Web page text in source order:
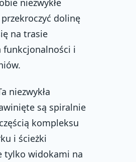
dolinę
na trasie
funkcjonalności i
niezwykła
są spiralnie
kompleksu
i ścieżki
tylko widokami na